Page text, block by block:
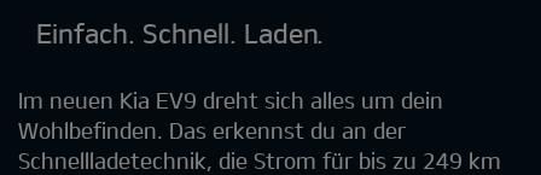
Einfach. Schnell. Laden.
Im neuen Kia EV9 dreht sich alles um dein
Wohlbefinden. Das erkennst du an der
Schnellladetechnik, die Strom für bis zu 249 km